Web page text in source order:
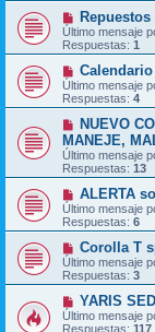
Último mensaje
Respuestas: 1
Último mensaje
Respuestas: 4
NUEVO
MANEJE,
Último mensaje
Respuestas: 13
ALERTA
Último mensaje
Respuestas: 6
Corolla T
Último mensaje
Respuestas: 3
YARIS
Último mensaje
Respuestas: 117